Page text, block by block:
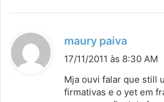
e
maury paiva
i
s
17/11/2011 às 8:30 AM
Mja ouvi falar que still
firmativas e o yet em